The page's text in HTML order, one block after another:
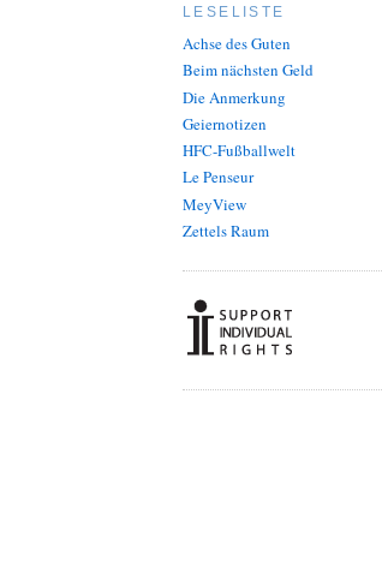
LESELISTE
Achse des Guten
Beim nächsten Geld
Die Anmerkung
Geiernotizen
HFC-Fußballwelt
Le Penseur
MeyView
Zettels Raum